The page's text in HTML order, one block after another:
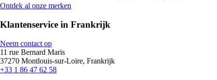
Ontdek al onze merken
Klantenservice in Frankrijk
Neem contact op
11 rue Bernard Maris
37270 Montlouis-sur-Loire, Frankrijk
+33 1 86 47 62 58